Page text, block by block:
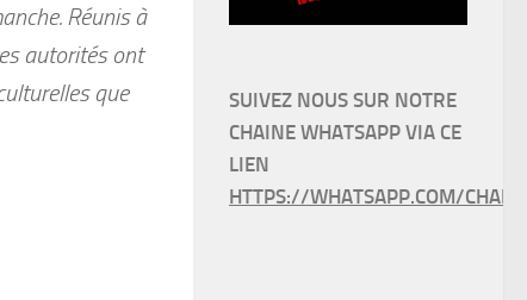
Réunis à
autorités ont
que
SUIVEZ NOUS SUR NOTRE
CHAINE WHATSAPP VIA CE
LIEN
HTTPS://WHATSAPP.COM/